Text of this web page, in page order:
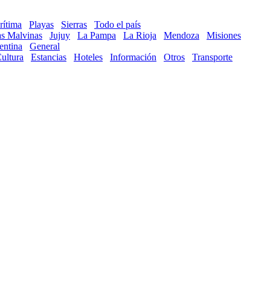
Playas Sierras
Todo el país
Malvinas Jujuy La Pampa La Rioja Mendoza
Misiones
General
Estancias Hoteles Información Otros
Transporte